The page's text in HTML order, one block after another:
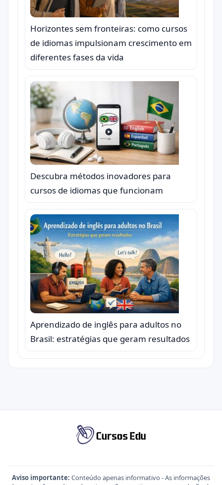
Horizontes sem fronteiras: como cursos
de idiomas impulsionam crescimento em
diferentes fases da vida
Descubra métodos inovadores para
cursos de idiomas que funcionam
Aprendizado de inglês para adultos no
Brasil: estratégias que geram resultados
Aviso importante: Conteúdo apenas informativo - As informações